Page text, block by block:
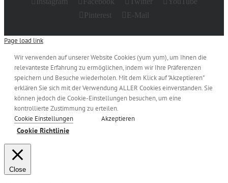
Pinterest
E-Mail
Page load link
Wir verwenden auf unserer Website Cookies (yum yum), um Ihnen die
relevanteste Erfahrung zu ermöglichen, indem wir Ihre Präferenzen
speichern und Besuche wiederholen. Mit dem Klick auf "Akzeptieren"
erklären Sie sich mit der Verwendung ALLER Cookies einverstanden. Sie
können jedoch die Cookie-Einstellungen besuchen, um eine
kontrollierte Zustimmung zu erteilen.
Cookie Einstellungen
Akzeptieren
Cookie Richtlinie
Close